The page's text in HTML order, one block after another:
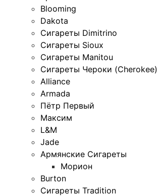
Blooming
Dakota
Сигареты Dimitrino
Сигареты Sioux
Сигареты Manitou
Сигареты Чероки (Cherokee)
Alliance
Armada
Пётр Первый
Максим
L&M
Jade
Армянские Сигареты
Морион
Burton
Сигареты Tradition